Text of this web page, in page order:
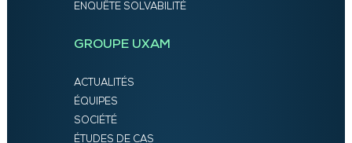
ENQUÊTE SOLVABILITÉ
GROUPE UXAM
ACTUALITÉS
ÉQUIPES
SOCIÉTÉ
ÉTUDES DE CAS